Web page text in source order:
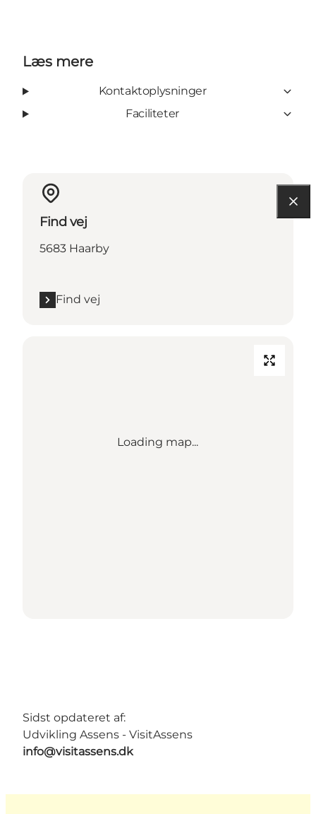
Læs mere
Kontaktoplysninger
Faciliteter
Find vej
5683 Haarby
Find vej
Loading map...
Sidst opdateret af:
Udvikling Assens - VisitAssens
info@visitassens.dk